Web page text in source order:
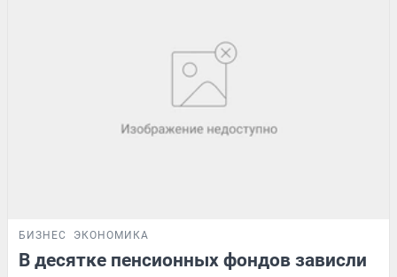
БИЗНЕС ЭКОНОМИКА
В десятке пенсионных фондов зависли